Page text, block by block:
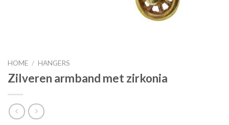
HOME / HANGERS
Zilveren armband met zirkonia